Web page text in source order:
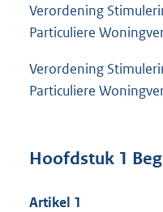
Verordening
Particuliere
Verordening
Particuliere
Hoofdstuk 1
Artikel 1